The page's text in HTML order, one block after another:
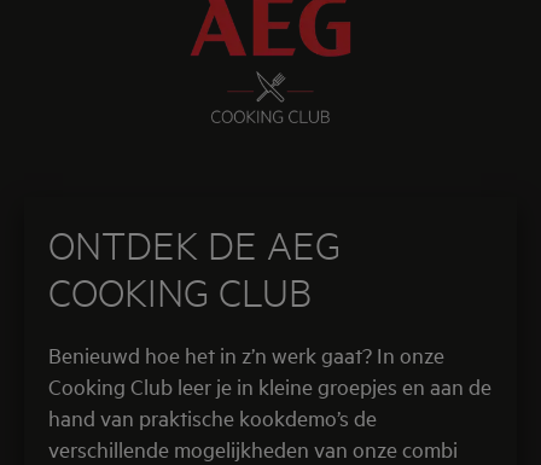
professionele chefs verrassende stoomtechnieken
die een wereld van smaak voor jou openen.
Ontdek AEG Cooking club-Locaties
FAQ
ONTDEK DE AEG
COOKING CLUB
Benieuwd hoe het in z’n werk gaat? In onze
Cooking Club leer je in kleine groepjes en aan de
hand van praktische kookdemo’s de
verschillende mogelijkheden van onze combi